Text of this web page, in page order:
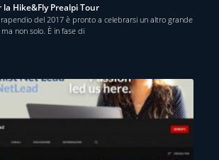
Hike&Fly Prealpi Tour
del 2017 è pronto a celebrarsi un altro grande
non solo. È in fase di